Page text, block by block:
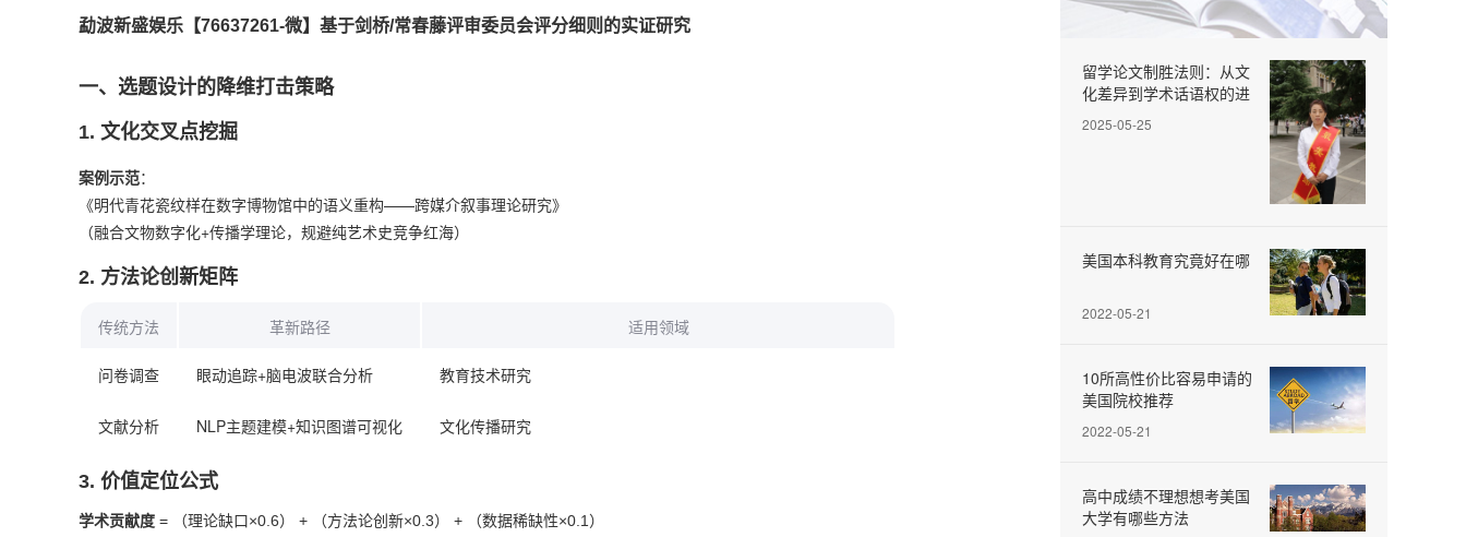
勐波新盛娱乐【76637261-微】基于剑桥/常春藤评审委员会评分细则的实证研究
一、选题设计的降维打击策略
1. ‌ 文化交叉点挖掘
案例示范‌：
《明代青花瓷纹样在数字博物馆中的语义重构——跨媒介叙事理论研究》
（融合文物数字化+传播学理论，规避纯艺术史竞争红海）
2. ‌ 方法论创新矩阵
传统方法 革新路径 适用领域
问卷调查 眼动追踪+脑电波联合分析 教育技术研究
文献分析 NLP主题建模+知识图谱可视化 文化传播研究
3. ‌ 价值定位公式
学术贡献度 ‌ = （理论缺口×0.6） + （方法论创新×0.3） + （数据稀缺性×0.1）
留学论文制胜法则：从文
化差异到学术话语权的进
2025-05-25
美国本科教育究竟好在哪
2022-05-21
10所高性价比容易申请的
美国院校推荐
2022-05-21
高中成绩不理想想考美国
大学有哪些方法